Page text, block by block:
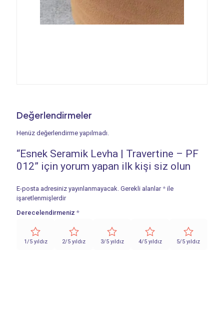
Değerlendirmeler
Henüz değerlendirme yapılmadı.
“Esnek Seramik Levha | Travertine – PF
012” için yorum yapan ilk kişi siz olun
E-posta adresiniz yayınlanmayacak. Gerekli alanlar * ile
işaretlenmişlerdir
Derecelendirmeniz *
1/5 yıldız 2/5 yıldız 3/5 yıldız 4/5 yıldız 5/5 yıldız